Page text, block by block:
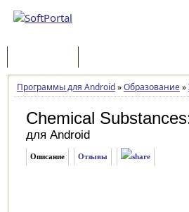
Программы для Android»Образование»
Chemical
для Android
Описание Отзывы